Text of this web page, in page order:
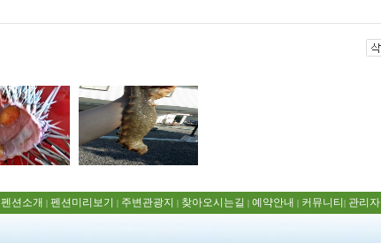
펜션소개 | 펜션미리보기 | 주변관광지 | 찾아오시는길 | 예약안내 | 커뮤니티 | 관리자